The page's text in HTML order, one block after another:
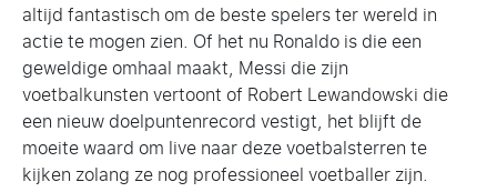
altijd fantastisch om de beste spelers ter wereld in
actie te mogen zien. Of het nu Ronaldo is die een
geweldige omhaal maakt, Messi die zijn
voetbalkunsten vertoont of Robert Lewandowski die
een nieuw doelpuntenrecord vestigt, het blijft de
moeite waard om live naar deze voetbalsterren te
kijken zolang ze nog professioneel voetballer zijn.